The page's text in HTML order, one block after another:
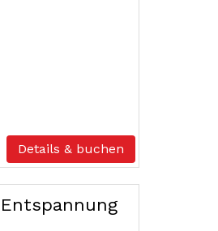
Details & buchen